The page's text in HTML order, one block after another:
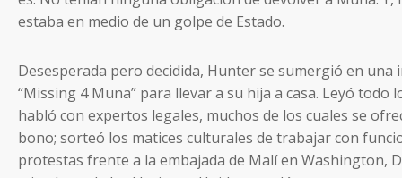
estaba en medio de un golpe de Estado.
Desesperada pero decidida, Hunter se sumergió en una
“Missing 4 Muna” para llevar a su hija a casa. Leyó todo
habló con expertos legales, muchos de los cuales se
bono; sorteó los matices culturales de trabajar con
protestas frente a la embajada de Malí en Washington,